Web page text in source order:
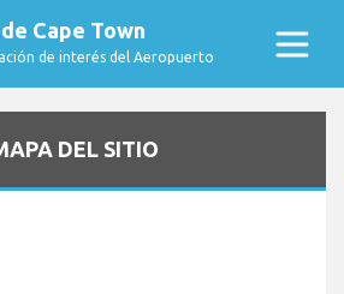
Cape Town
de interés del Aeropuerto
DEL SITIO